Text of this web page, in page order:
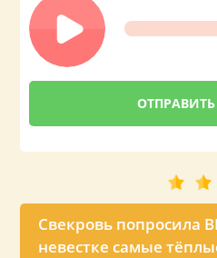
Свекровь попросила
невестке самые